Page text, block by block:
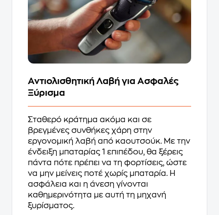
Αντιολισθητική Λαβή για Ασφαλές
Ξύρισμα
Σταθερό κράτημα ακόμα και σε
βρεγμένες συνθήκες χάρη στην
εργονομική λαβή από καουτσούκ. Με την
ένδειξη μπαταρίας 1 επιπέδου, θα ξέρεις
πάντα πότε πρέπει να τη φορτίσεις, ώστε
να μην μείνεις ποτέ χωρίς μπαταρία. Η
ασφάλεια και η άνεση γίνονται
καθημερινότητα με αυτή τη μηχανή
ξυρίσματος.